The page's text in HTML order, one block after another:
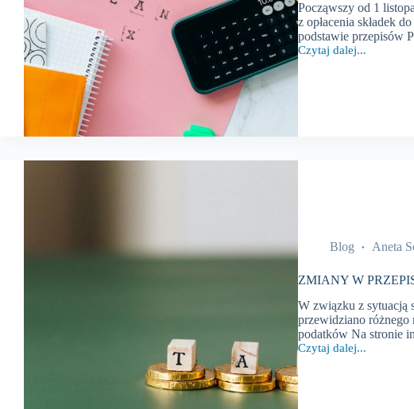
Począwszy od 1
z opłacenia składek
podstawie przepisów
Czytaj dalej...
ZMIANY
W
2024
Blog Aneta
ZMIANY W
W związku z sytuacją
przewidziano
podatków Na stronie
Czytaj dalej...
ZMIANY
W
PRZEPISACH
PODATKOWYCH